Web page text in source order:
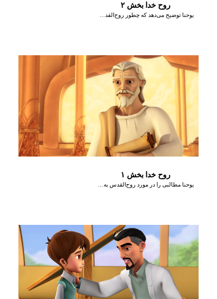
روح خدا بخش ۲
روح خدا بخش ۱
یوحنا مطالبی را در مورد روح‌القدس به جوی و گیزمو می‌گوید.